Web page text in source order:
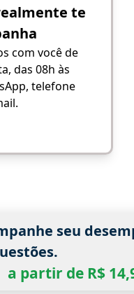
te
com você de
das 08h às
telefone
seu
a partir de R$